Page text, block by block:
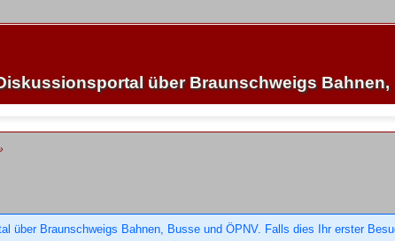
über Braunschweigs Bahnen,
über Braunschweigs Bahnen, Busse und ÖPNV. Falls dies Ihr erster